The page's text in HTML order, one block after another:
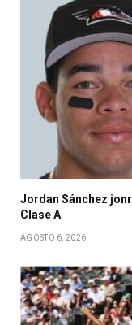
Jordan Sánchez
Clase A
AGOSTO 6, 2026